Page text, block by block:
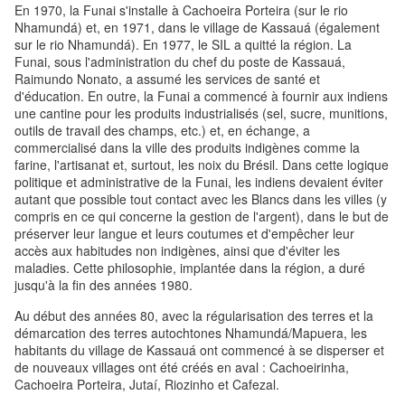
En 1970, la Funai s'installe à Cachoeira Porteira (sur le rio
Nhamundá) et, en 1971, dans le village de Kassauá (également
sur le rio Nhamundá). En 1977, le SIL a quitté la région. La
Funai, sous l'administration du chef du poste de Kassauá,
Raimundo Nonato, a assumé les services de santé et
d'éducation. En outre, la Funai a commencé à fournir aux indiens
une cantine pour les produits industrialisés (sel, sucre, munitions,
outils de travail des champs, etc.) et, en échange, a
commercialisé dans la ville des produits indigènes comme la
farine, l'artisanat et, surtout, les noix du Brésil. Dans cette logique
politique et administrative de la Funai, les indiens devaient éviter
autant que possible tout contact avec les Blancs dans les villes (y
compris en ce qui concerne la gestion de l'argent), dans le but de
préserver leur langue et leurs coutumes et d'empêcher leur
accès aux habitudes non indigènes, ainsi que d'éviter les
maladies. Cette philosophie, implantée dans la région, a duré
jusqu'à la fin des années 1980.
Au début des années 80, avec la régularisation des terres et la
démarcation des terres autochtones Nhamundá/Mapuera, les
habitants du village de Kassauá ont commencé à se disperser et
de nouveaux villages ont été créés en aval : Cachoeirinha,
Cachoeira Porteira, Jutaí, Riozinho et Cafezal.